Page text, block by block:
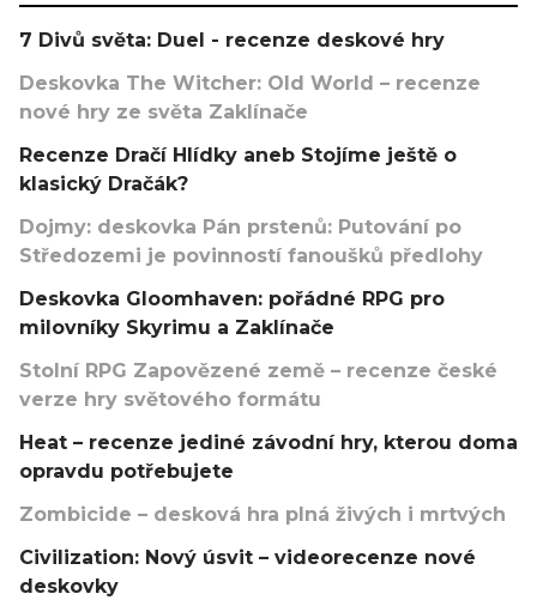
7 Divů světa: Duel - recenze deskové hry
Deskovka The Witcher: Old World – recenze
nové hry ze světa Zaklínače
Recenze Dračí Hlídky aneb Stojíme ještě o
klasický Dračák?
Dojmy: deskovka Pán prstenů: Putování po
Středozemi je povinností fanoušků předlohy
Deskovka Gloomhaven: pořádné RPG pro
milovníky Skyrimu a Zaklínače
Stolní RPG Zapovězené země – recenze české
verze hry světového formátu
Heat – recenze jediné závodní hry, kterou doma
opravdu potřebujete
Zombicide – desková hra plná živých i mrtvých
Civilization: Nový úsvit – videorecenze nové
deskovky